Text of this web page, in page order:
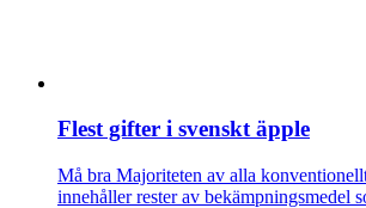
Flest gifter i svenskt äpple
Må bra Majoriteten av alla
innehåller rester av bekämpningsmedel